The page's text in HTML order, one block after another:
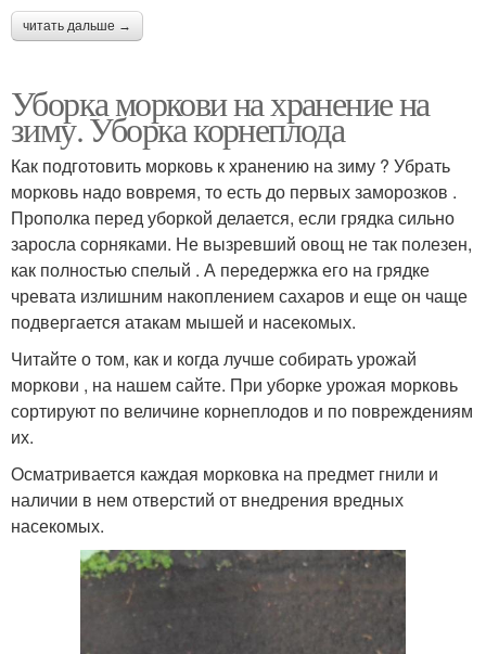
читать дальше →
Уборка моркови на хранение на
зиму. Уборка корнеплода
Как подготовить морковь к хранению на зиму ? Убрать
морковь надо вовремя, то есть до первых заморозков .
Прополка перед уборкой делается, если грядка сильно
заросла сорняками. Не вызревший овощ не так полезен,
как полностью спелый . А передержка его на грядке
чревата излишним накоплением сахаров и еще он чаще
подвергается атакам мышей и насекомых.
Читайте о том, как и когда лучше собирать урожай
моркови , на нашем сайте. При уборке урожая морковь
сортируют по величине корнеплодов и по повреждениям
их.
Осматривается каждая морковка на предмет гнили и
наличии в нем отверстий от внедрения вредных
насекомых.